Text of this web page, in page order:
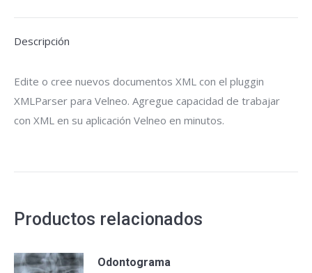
Descripción
Edite o cree nuevos documentos XML con el pluggin
XMLParser para Velneo. Agregue capacidad de trabajar
con XML en su aplicación Velneo en minutos.
Productos relacionados
Odontograma